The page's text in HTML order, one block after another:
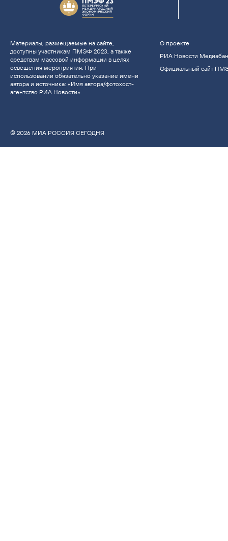
Материалы, размещаемые на сайте,
доступны участникам ПМЭФ 2023, а также
средствам массовой информации в целях
освещения мероприятия. При
использовании обязательно указание имени
автора и источника: «Имя автора/фотохост-
агентство РИА Новости».
О проекте
РИА Новости
Официальный сайт
© 2026 МИА РОССИЯ СЕГОДНЯ